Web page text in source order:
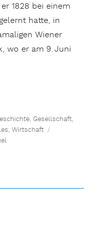
1828 bei einem
hatte, in
Wiener
wo er am 9. Juni
, Gesellschaft,
,Wirtschaft